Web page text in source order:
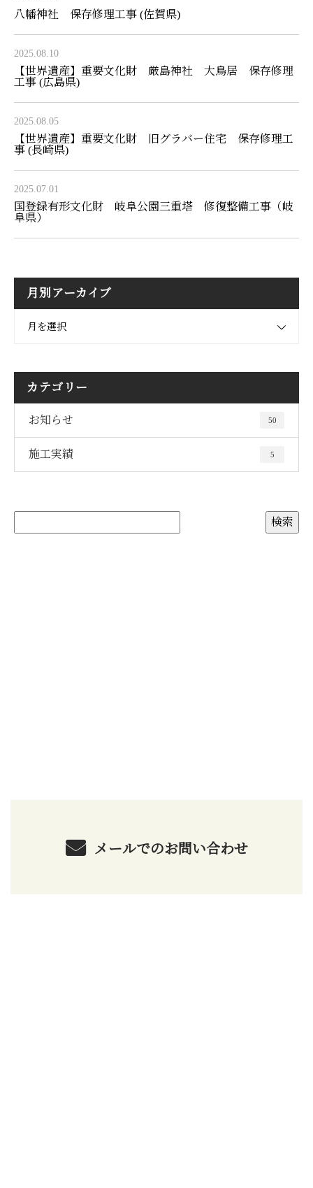
八幡神社 保存修理工事 (佐賀県)
2025.08.10
【世界遺産】重要文化財 厳島神社 大鳥居 保存修理
工事 (広島県)
2025.08.05
【世界遺産】重要文化財 旧グラバー住宅 保存修理工
事 (長崎県)
2025.07.01
国登録有形文化財 岐阜公園三重塔 修復整備工事（岐
阜県）
月別アーカイブ
月を選択
カテゴリー
お知らせ 50
施工実績 5
メールでのお問い合わせ